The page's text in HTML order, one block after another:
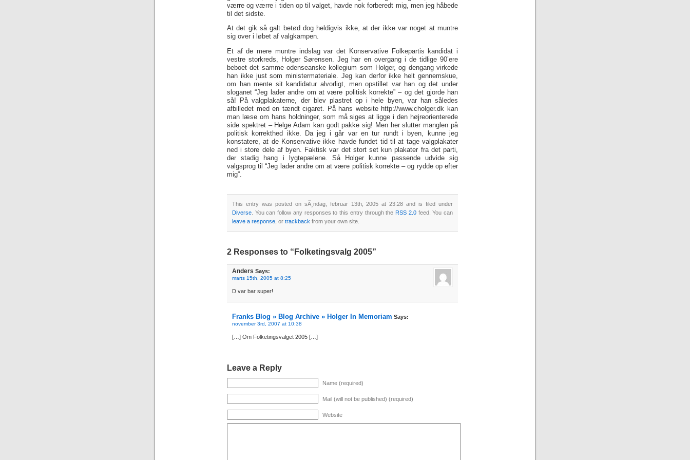
værre og værre i tiden op til valget, havde nok forberedt mig, men jeg håbede
til det sidste.
At det gik så galt betød dog heldigvis ikke, at der ikke var noget at muntre
sig over i løbet af valgkampen.
Et af de mere muntre indslag var det Konservative Folkepartis kandidat i
vestre storkreds, Holger Sørensen. Jeg har en overgang i de tidlige 90’ere
beboet det samme odenseanske kollegium som Holger, og dengang virkede
han ikke just som ministermateriale. Jeg kan derfor ikke helt gennemskue,
om han mente sit kandidatur alvorligt, men opstillet var han og det under
sloganet “Jeg lader andre om at være politisk korrekte” – og det gjorde han
så! På valgplakaterne, der blev plastret op i hele byen, var han således
afbilledet med en tændt cigaret. På hans website http://www.cholger.dk kan
man læse om hans holdninger, som må siges at ligge i den højreorienterede
side spektret – Helge Adam kan godt pakke sig! Men her slutter manglen på
politisk korrekthed ikke. Da jeg i går var en tur rundt i byen, kunne jeg
konstatere, at de Konservative ikke havde fundet tid til at tage valgplakater
ned i store dele af byen. Faktisk var det stort set kun plakater fra det parti,
der stadig hang i lygtepælene. Så Holger kunne passende udvide sig
valgsprog til “Jeg lader andre om at være politisk korrekte – og rydde op efter
mig”.
This entry was posted on sÃ¸ndag, februar 13th, 2005 at 23:28 and is filed under
Diverse . You can follow any responses to this entry through theRSS 2.0feed. You can
leave a response , or trackback from your own site.
2 Responses to “Folketingsvalg 2005”
Anders Says:
marts 15th, 2005 at 8:25
D var bar super!
Franks Blog » Blog Archive » Holger In Memoriam Says:
november 3rd, 2007 at 10:38
[…] Om Folketingsvalget 2005 […]
Leave a Reply
Name (required)
Mail (will not be published) (required)
Website